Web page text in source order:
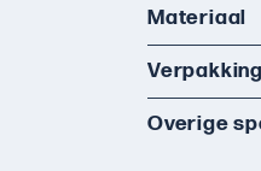
Materiaal
Overige